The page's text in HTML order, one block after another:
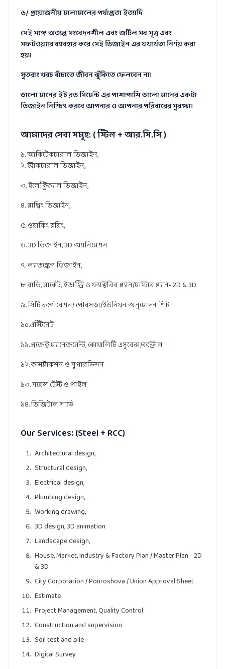
৬/ প্রয়োজনীয় মালামালের পর্যাপ্ততা ইত্যাদি
সেই সঙ্গে অত্যন্ত সংবেদনশীল এবং জটিল সব সূত্র এবং
সফটওয়্যার ব্যাবহার করে সেই ডিজাইন এর যথার্থতা নির্ণয় করা
হয়।
সুতরাং খরচ বাঁচাতে জীবন ঝুঁকিতে ফেলবেন না।
ভালো মানের ইট রড সিমেন্ট এর পাশাপাশি ভালো মানের একটা
ডিজাইন নিশ্চিৎ করবে আপনার ও আপনার পরিবারের সুরক্ষা।
আমাদের সেবা সমূহ: ( স্টিল + আর.সি.সি )
১. আর্কিটেকচারাল ডিজাইন,
২. স্ট্রাকচারাল ডিজাইন,
৩. ইলেক্ট্রিক্যাল ডিজাইন,
৪. প্লাম্বিং ডিজাইন,
৫. ওয়ার্কিং ড্রয়িং,
৬. 3D ডিজাইন, 3D অ্যানিমেশন
৭. ল্যান্ডস্কেপ ডিজাইন,
৮. বাড়ি, মার্কেট, ইন্ডাস্ট্রি ও ফ্যাক্টরির প্ল্যান/মাস্টার প্ল্যান- 2D & 3D
৯. সিটি কর্পোরেশন/ পৌরসভা/ইউনিয়ন অনুমোদন শিট
১০.এস্টিমেট
১১. প্রজেক্ট ম্যানেজমেন্ট, কোয়ালিটি এসুরেন্স/কন্ট্রোল
১২. কন্সট্রাকশন ও সুপারভিশন
১৩. সয়েল টেস্ট ও পাইল
১৪. ডিজিটাল সার্ভে
Our Services: (Steel + RCC)
Architectural design,
Structural design,
Electrical design,
Plumbing design,
Working drawing,
3D design, 3D animation
Landscape design,
House, Market, Industry & Factory Plan / Master Plan - 2D
& 3D
City Corporation / Pouroshova / Union Approval Sheet
Estimate
Project Management, Quality Control
Construction and supervision
Soil test and pile
Digital Survey